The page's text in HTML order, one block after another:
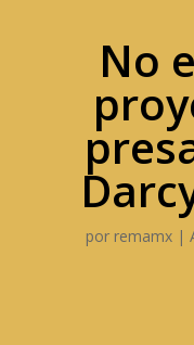
No
por remamx|